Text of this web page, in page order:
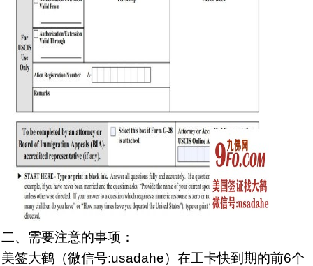
二、需要注意的事项：
美签大鹤（微信号:usadahe）在工卡快到期的前6个